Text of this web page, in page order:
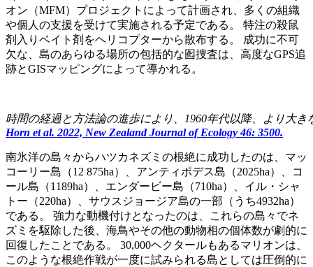
オン（MFM）プロジェクトによって計画され、多くの組織
や個人の支援を受けて実施される予定である。 特注の殺鼠
剤入りベイト剤をヘリコプターから散布する。 成功に不可
欠な、島のあらゆる場所の包括的な囮捜査は、高度なGPS追
跡とGISマッピングによって導かれる。
時間の経過と方法論の進歩により、1960年代以降、より大
Horn et al. 2022, New Zealand Journal of Ecology 46: 3500.
南氷洋の島々からハツカネズミの根絶に成功したのは、マッ
コーリー島（12 875ha）、アンティポデス島（2025ha）、コ
ール島（1189ha）、エンダービー島（710ha）、イル・シャ
トー（220ha）、サウスジョージア島の一部（うち4932ha）
である。 強力な動機付けとなったのは、これらの島々でネ
ズミを駆除した後、海鳥やその他の動物相の個体数が劇的に
回復したことである。 30,000ヘクタールもあるマリオンは、
このような根絶作戦が一度に試みられる島としては圧倒的に